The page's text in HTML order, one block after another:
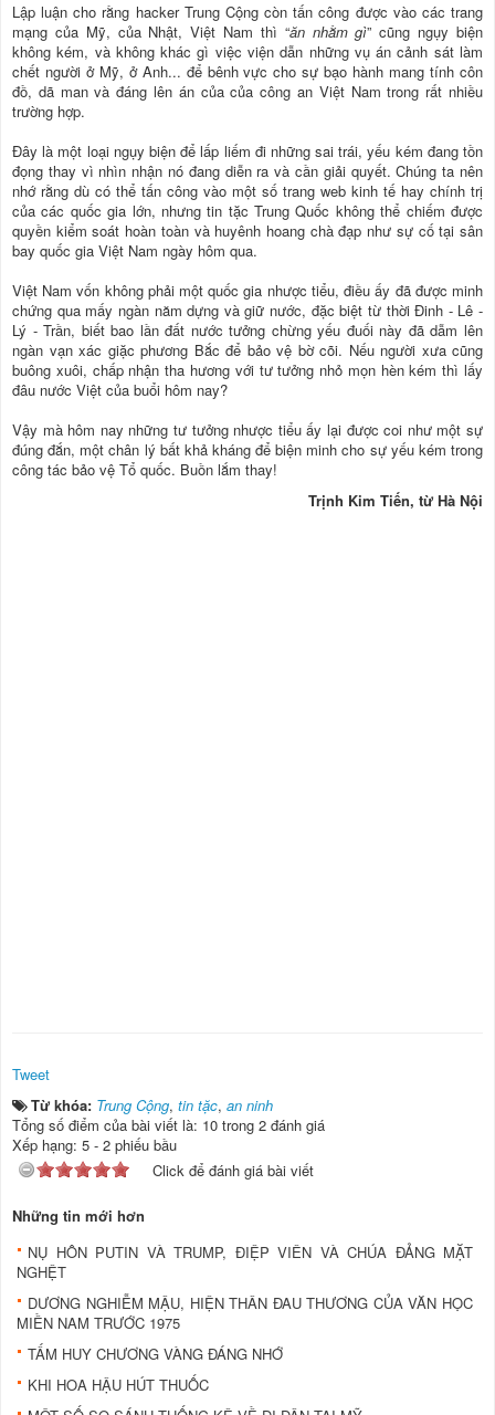
Lập luận cho rằng hacker Trung Cộng còn tấn công được vào các trang
mạng của Mỹ, của Nhật, Việt Nam thì “ăn nhằm gì” cũng ngụy biện
không kém, và không khác gì việc viện dẫn những vụ án cảnh sát làm
chết người ở Mỹ, ở Anh... để bênh vực cho sự bạo hành mang tính côn
đồ, dã man và đáng lên án của của công an Việt Nam trong rất nhiều
trường hợp.
Đây là một loại ngụy biện để lấp liếm đi những sai trái, yếu kém đang tồn
đọng thay vì nhìn nhận nó đang diễn ra và cần giải quyết. Chúng ta nên
nhớ rằng dù có thể tấn công vào một số trang web kinh tế hay chính trị
của các quốc gia lớn, nhưng tin tặc Trung Quốc không thể chiếm được
quyền kiểm soát hoàn toàn và huyênh hoang chà đạp như sự cố tại sân
bay quốc gia Việt Nam ngày hôm qua.
Việt Nam vốn không phải một quốc gia nhược tiểu, điều ấy đã được minh
chứng qua mấy ngàn năm dựng và giữ nước, đặc biệt từ thời Đinh - Lê -
Lý - Trần, biết bao lần đất nước tưởng chừng yếu đuối này đã dẫm lên
ngàn vạn xác giặc phương Bắc để bảo vệ bờ cõi. Nếu người xưa cũng
buông xuôi, chấp nhận tha hương với tư tưởng nhỏ mọn hèn kém thì lấy
đâu nước Việt của buổi hôm nay?
Vậy mà hôm nay những tư tưởng nhược tiểu ấy lại được coi như một sự
đúng đắn, một chân lý bất khả kháng để biện minh cho sự yếu kém trong
công tác bảo vệ Tổ quốc. Buồn lắm thay!
Trịnh Kim Tiến, từ Hà Nội
Tweet
Từ khóa: Trung Cộng, tin tặc, an ninh
Tổng số điểm của bài viết là: 10 trong 2 đánh giá
Xếp hạng: 5 - 2 phiếu bầu
Click để đánh giá bài viết
Những tin mới hơn
NỤ HÔN PUTIN VÀ TRUMP, ĐIỆP VIÊN VÀ CHÚA ĐẢNG MẶT
NGHỆT
DƯƠNG NGHIỄM MẬU, HIỆN THÂN ĐAU THƯƠNG CỦA VĂN HỌC
MIỀN NAM TRƯỚC 1975
TẤM HUY CHƯƠNG VÀNG ĐÁNG NHỚ
KHI HOA HẬU HÚT THUỐC